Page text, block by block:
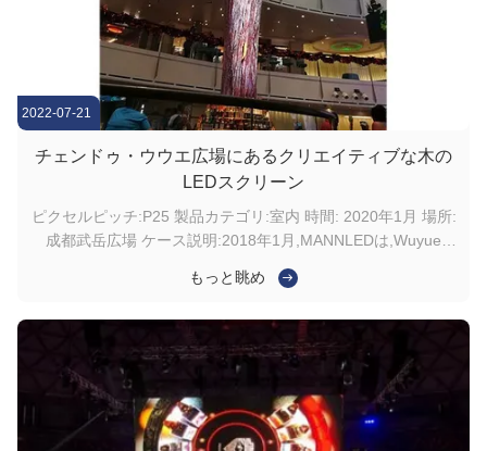
2022-07-21
チェンドゥ・ウウエ広場にあるクリエイティブな木の
LEDスクリーン
ピクセルピッチ:P25 製品カテゴリ:室内 時間: 2020年1月 場所:
成都武岳広場 ケース説明:2018年1月,MANNLEDは,Wuyue
れたLEDディスプレイを設計しました.上から地面まで広がる
もっと眺め